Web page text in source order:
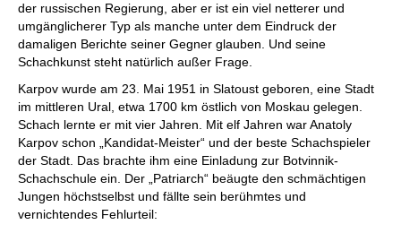
der russischen Regierung, aber er ist ein viel netterer und
umgänglicherer Typ als manche unter dem Eindruck der
damaligen Berichte seiner Gegner glauben. Und seine
Schachkunst steht natürlich außer Frage.
Karpov wurde am 23. Mai 1951 in Slatoust geboren, eine Stadt
im mittleren Ural, etwa 1700 km östlich von Moskau gelegen.
Schach lernte er mit vier Jahren. Mit elf Jahren war Anatoly
Karpov schon „Kandidat-Meister“ und der beste Schachspieler
der Stadt. Das brachte ihm eine Einladung zur Botvinnik-
Schachschule ein. Der „Patriarch“ beäugte den schmächtigen
Jungen höchstselbst und fällte sein berühmtes und
vernichtendes Fehlurteil: